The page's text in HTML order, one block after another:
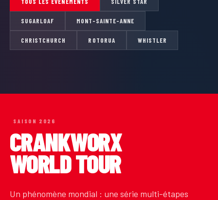
SUGARLOAF MONT-SAINTE-ANNE
CHRISTCHURCH ROTORUA WHISTLER
SAISON 2026
CRANKWORX
WORLD TOUR
Un phénomène mondial : une série multi-étapes